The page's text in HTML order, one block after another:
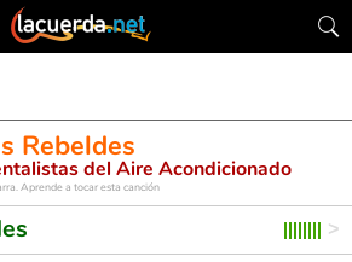
Rebeldes
del Aire Acondicionado
Aprende a tocar esta canción